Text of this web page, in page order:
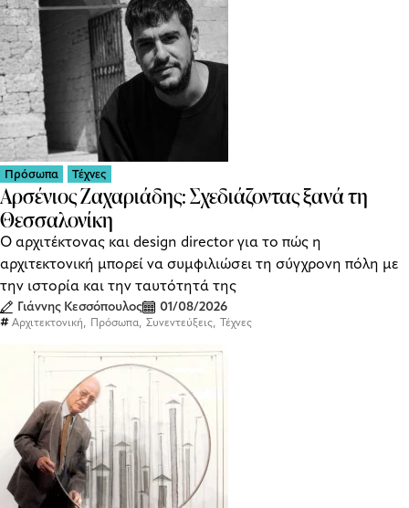
Πρόσωπα Τέχνες
Αρσένιος Ζαχαριάδης: Σχεδιάζοντας ξανά τη
Θεσσαλονίκη
Ο αρχιτέκτονας και design director για το πώς η
αρχιτεκτονική μπορεί να συμφιλιώσει τη σύγχρονη πόλη με
την ιστορία και την ταυτότητά της
Γιάννης Κεσσόπουλος 01/08/2026
Αρχιτεκτονική, Πρόσωπα, Συνεντεύξεις, Τέχνες